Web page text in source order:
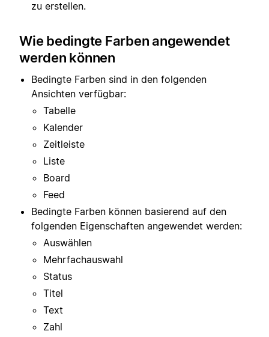
zu erstellen.
Wie bedingte Farben angewendet
werden können
Bedingte Farben sind in den folgenden
Ansichten verfügbar:
Tabelle
Kalender
Zeitleiste
Liste
Board
Feed
Bedingte Farben können basierend auf den
folgenden Eigenschaften angewendet werden:
Auswählen
Mehrfachauswahl
Status
Titel
Text
Zahl